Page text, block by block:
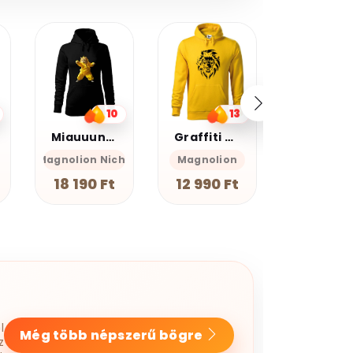
13
Graffiti oroszlán v17
Magnolion
12 990 Ft
26
Never walk alone
Magnolion Niche
18 190 Ft
Még több népszerű bögre